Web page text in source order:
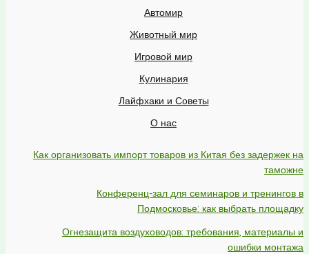
Автомир
Животный мир
Игровой мир
Кулинария
Лайфхаки и Советы
О нас
Как организовать импорт товаров из Китая без задержек на
таможне
Конференц-зал для семинаров и тренингов в
Подмосковье: как выбрать площадку
Огнезащита воздуховодов: требования, материалы и
ошибки монтажа